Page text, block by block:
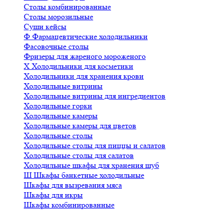
Столы комбинированные
Столы морозильные
Суши кейсы
Ф Фармацевтические холодильники
Фасовочные столы
Фризеры для жареного мороженого
Х Холодильники для косметики
Холодильники для хранения крови
Холодильные витрины
Холодильные витрины для ингредиентов
Холодильные горки
Холодильные камеры
Холодильные камеры для цветов
Холодильные столы
Холодильные столы для пиццы и салатов
Холодильные столы для салатов
Холодильные шкафы для хранения шуб
Ш Шкафы банкетные холодильные
Шкафы для вызревания мяса
Шкафы для икры
Шкафы комбинированные